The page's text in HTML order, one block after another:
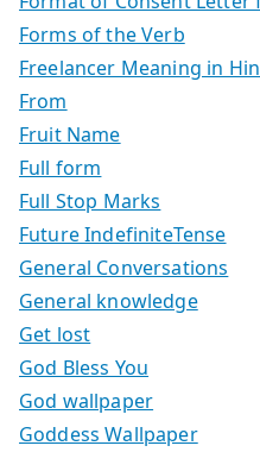
Forms of the Verb
Freelancer Meaning in
From
Fruit Name
Full form
Full Stop Marks
Future IndefiniteTense
General Conversations
General knowledge
Get lost
God Bless You
God wallpaper
Goddess Wallpaper